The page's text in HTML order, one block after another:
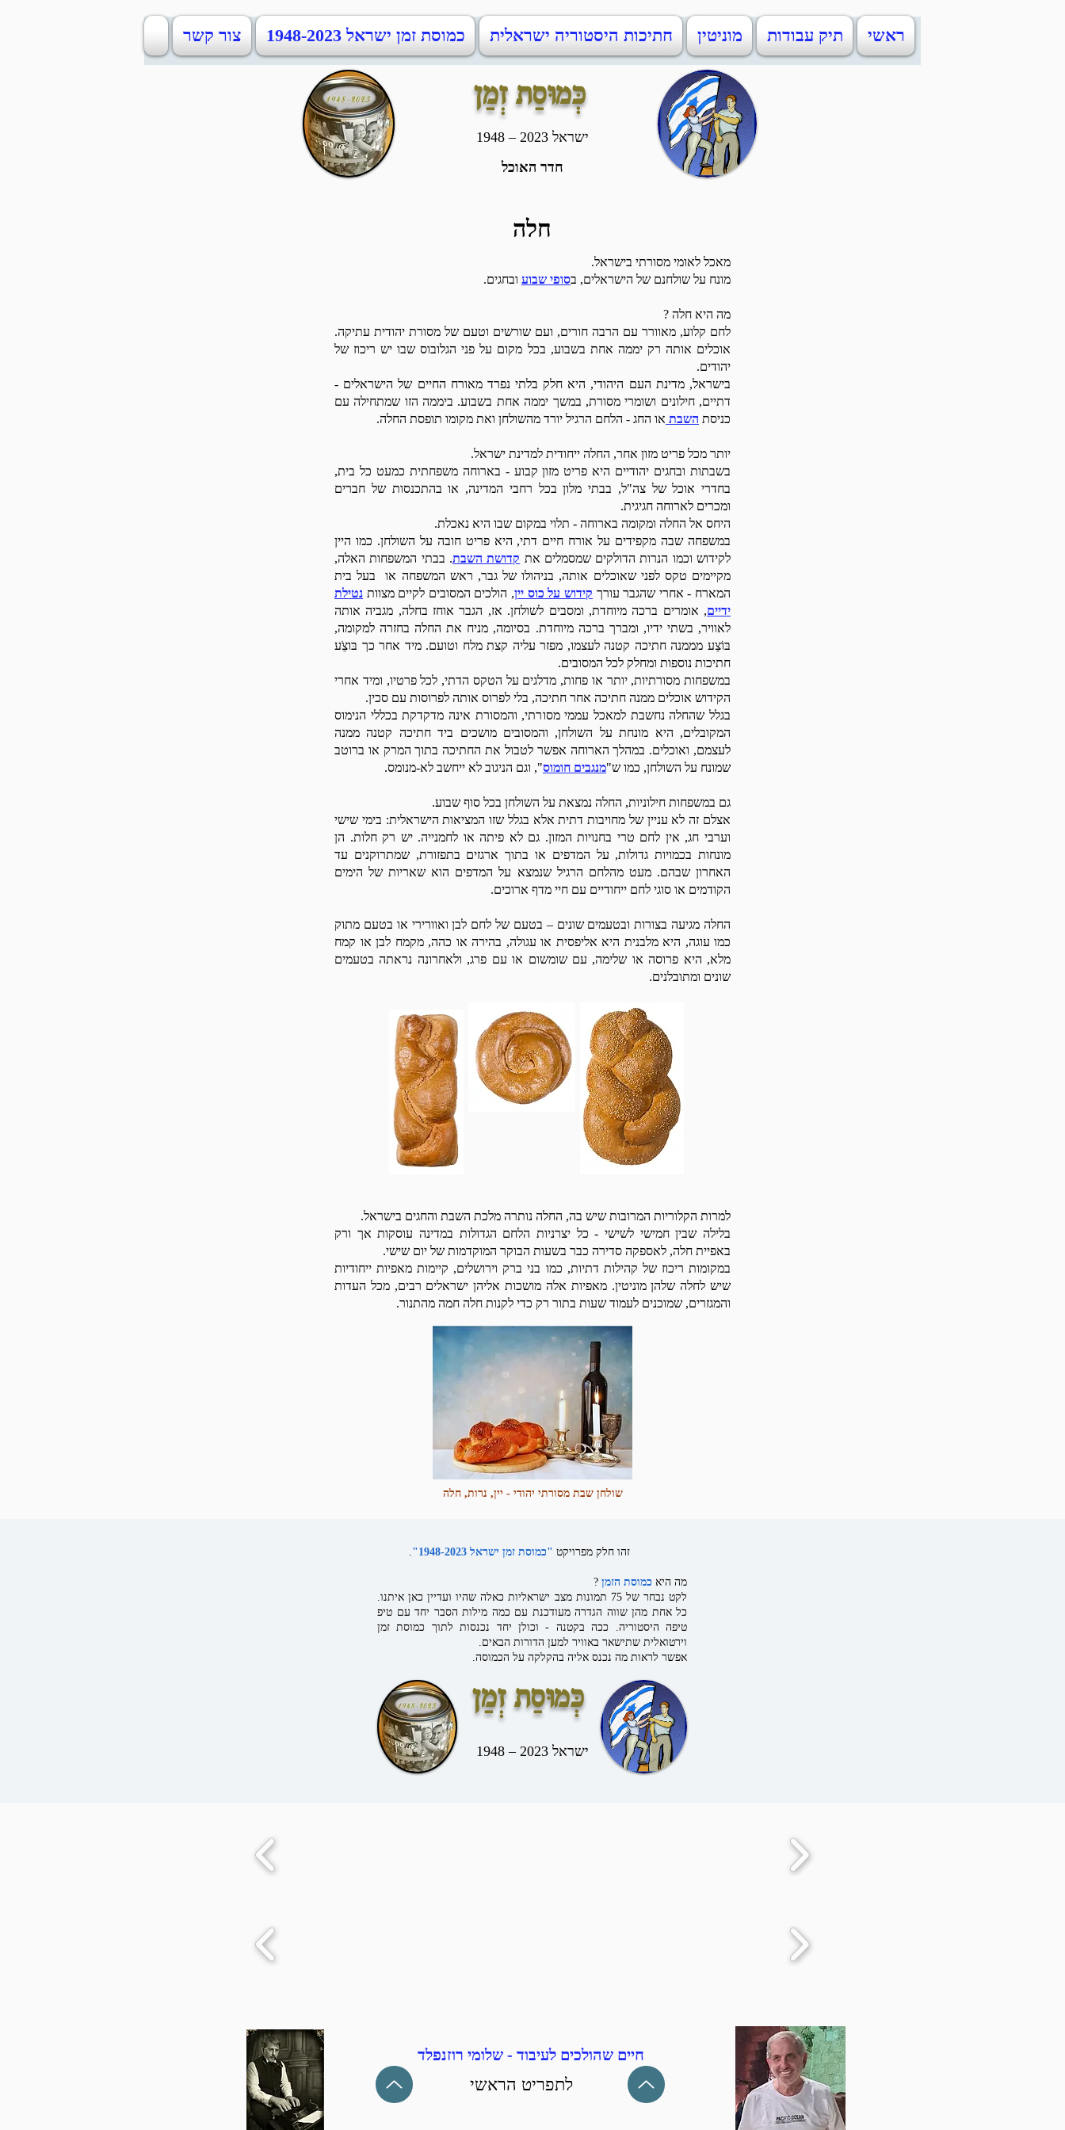
ראשי תיק עבודות מוניטין חתיכות היסטוריה ישראלית כמוסת זמן ישראל 1948-2023 צור קשר
כְּמוּסַת זְמַן
ישראל 2023 – 1948
חדר האוכל
חלה
מאכל לאומי מסורתי בישראל.
מונח על שולחנם של הישראלים, בסופי שבוע ובחגים.
מה היא חלה ?
לחם קלוע, מאוורר עם הרבה חורים, ועם שורשים וטעם של מסורת יהודית עתיקה.
אוכלים אותה רק יממה אחת בשבוע, בכל מקום על פני הגלובוס שבו יש ריכוז של
יהודים.
בישראל, מדינת העם היהודי, היא חלק בלתי נפרד מאורח החיים של הישראלים -
דתיים, חילונים ושומרי מסורת, במשך יממה אחת בשבוע. ביממה הזו שמתחילה עם
כניסת השבת או החג - הלחם הרגיל יורד מהשולחן ואת מקומו תופסת החלה.
יותר מכל פריט מזון אחר, החלה ייחודית למדינת ישראל.
בשבתות ובחגים יהודיים היא פריט מזון קבוע - בארוחה משפחתית כמעט כל בית,
בחדרי אוכל של צה"ל, בבתי מלון בכל רחבי המדינה, או בהתכנסות של חברים
ומכרים לארוחה חגיגית.
היחס אל החלה ומקומה בארוחה - תלוי במקום שבו היא נאכלת.
במשפחה שבה מקפידים על אורח חיים דתי, היא פריט חובה על השולחן. כמו היין
לקידוש וכמו הנרות הדולקים שמסמלים את קדושת השבת. בבתי המשפחות האלה,
מקיימים טקס לפני שאוכלים אותה, בניהולו של גבר, ראש המשפחה או בעל בית
המארח - אחרי שהגבר עורך קידוש על כוס יין, הולכים המסובים לקיים מצוות נטילת
ידיים, אומרים ברכה מיוחדת, ומסבים לשולחן. אז, הגבר אוחז בחלה, מגביה אותה
לאוויר, בשתי ידיו, ומברך ברכה מיוחדת. בסיומה, מניח את החלה בחזרה למקומה,
בּוֹצֵע מממנה חתיכה קטנה לעצמו, מפזר עליה קצת מלח וטועם. מיד אחר כך בּוצֵֹע
חתיכות נוספות ומחלק לכל המסובים.
במשפחות מסורתיות, יותר או פחות, מדלגים על הטקס הדתי, לכל פרטיו, ומיד אחרי
הקידוש אוכלים ממנה חתיכה אחר חתיכה, בלי לפרוס אותה לפרוסות עם סכין.
בגלל שהחלה נחשבת למאכל עממי מסורתי, והמסורת אינה מדקדקת בכללי הנימוס
המקובלים, היא מונחת על השולחן, והמסובים מושכים ביד חתיכה קטנה ממנה
לעצמם, ואוכלים. במהלך הארוחה אפשר לטבול את החתיכה בתוך המרק או ברוטב
שמונח על השולחן, כמו ש"מנגבים חומוס", וגם הניגוב לא ייחשב לא-מנומס.
גם במשפחות חילוניות, החלה נמצאת על השולחן בכל סוף שבוע.
אצלם זה לא עניין של מחויבות דתית אלא בגלל שזו המציאות הישראלית: בימי שישי
וערבי חג, אין לחם טרי בחנויות המזון. גם לא פיתה או לחמנייה. יש רק חלות. הן
מונחות בכמויות גדולות, על המדפים או בתוך ארגזים בתפזורת, שמתרוקנים עד
האחרון שבהם. מעט מהלחם הרגיל שנמצא על המדפים הוא שאריות של הימים
הקודמים או סוגי לחם ייחודיים עם חיי מדף ארוכים.
החלה מגיעה בצורות ובטעמים שונים – בטעם של לחם לבן ואוורירי או בטעם מתוק
כמו עוגה, היא מלבנית היא אליפסית או עגולה, בהירה או כהה, מקמח לבן או קמח
מלא, היא פרוסה או שלימה, עם שומשום או עם פרג, ולאחרונה נראתה בטעמים
שונים ומתובלנים.
למרות הקלוריות המרובות שיש בה, החלה נותרה מלכת השבת והחגים בישראל.
בלילה שבין חמישי לשישי - כל יצרניות הלחם הגדולות במדינה עוסקות אך ורק
באפיית חלה, לאספקה סדירה כבר בשעות הבוקר המוקדמות של יום שישי.
במקומות ריכוז של קהילות דתיות, כמו בני ברק וירושלים, קיימות מאפיות ייחודיות
שיש לחלה שלהן מוניטין. מאפיות אלה מושכות אליהן ישראלים רבים, מכל העדות
והמגזרים, שמוכנים לעמוד שעות בתור רק כדי לקנות חלה חמה מהתנור.
שולחן שבת מסורתי יהודי - יין, נרות, חלה
זהו חלק מפרויקט "כמוסת זמן ישראל 1948-2023" .
מה היא כמוסת הזמן ?
לקט נבחר של 75 תמונות מצב ישראליות כאלה שהיו ועדיין כאן איתנו.
כל אחת מהן שווה הגדרה מעודכנת עם כמה מילות הסבר יחד עם טיפ
טיפה היסטוריה. ככה בקטנה - וכולן יחד נכנסות לתוך כמוסת זמן
וירטואלית שתישאר באוויר למען הדורות הבאים.
אפשר לראות מה נכנס אליה בהקלקה על הכמוסה.
כְּמוּסַת זְמַן
ישראל 2023 – 1948
חיים שהולכים לעיבוד - שלומי רוזנפלד
לתפריט הראשי